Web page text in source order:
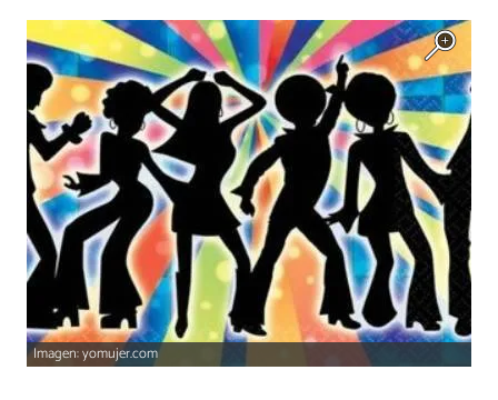
Imagen: yomujer.com